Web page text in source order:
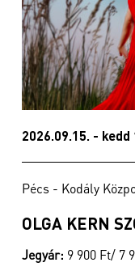
2026.09.15. - kedd
Pécs - Kodály
OLGA KERN
Jegyár: 9 900 Ft/ 7